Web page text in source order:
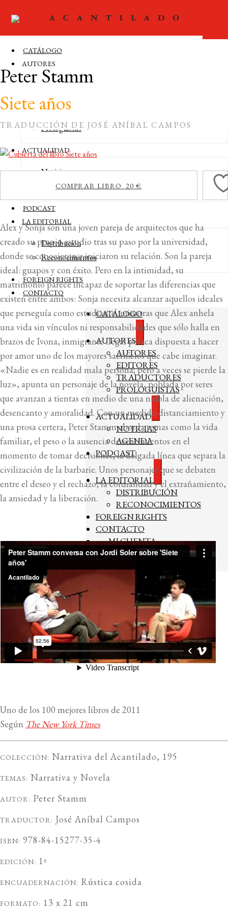
CATÁLOGO
AUTORES
Autores
Editores
Prologuistas
ACTUALIDAD
Noticias
Agenda
PODCAST
LA EDITORIAL
Distribución
Reconocimientos
FOREIGN RIGHTS
CONTACTO
CATÁLOGO
AUTORES
Expandir
el
menú
hijo
AUTORES
EDITORES
TRADUCTORES
PROLOGUISTAS
ACTUALIDAD Expandir
el
menú
hijo
NOTICIAS
AGENDA
PODCAST
LA EDITORIAL Expandir
el
menú
hijo
DISTRIBUCIÓN
RECONOCIMIENTOS
FOREIGN RIGHTS
CONTACTO
MI CUENTA
BUSCAR
Peter Stamm
Siete años
TRADUCCIÓN DE JOSÉ ANÍBAL CAMPOS
COMPRAR LIBRO 20 €
Alex y Sonja son una joven pareja de arquitectos que ha
creado su propio estudio tras su paso por la universidad,
donde se conocieron e iniciaron su relación. Son la pareja
ideal: guapos y con éxito. Pero en la intimidad, su
matrimonio parece incapaz de soportar las diferencias que
existen entre ambos: Sonja necesita alcanzar aquellos ideales
que perseguía como estudiante, mientras que Alex anhela
una vida sin vínculos ni responsabilidades que sólo halla en
brazos de Ivona, inmigrante ilegal polaca dispuesta a hacer
por amor uno de los mayores sacrificios que cabe imaginar.
«Nadie es en realidad mala persona; pero a veces se pierde la
luz», apunta un personaje de la novela, poblada por seres
que avanzan a tientas en medio de una niebla de alienación,
desencanto y amoralidad. Con un medido distanciamiento y
una prosa certera, Peter Stamm aborda temas como la vida
familiar, el peso o la ausencia de sentimientos en el
momento de tomar decisiones, la delgada línea que separa la
civilización de la barbarie. Unos personajes que se debaten
entre el deseo y el rechazo, la cordialidad y el extrañamiento,
la ansiedad y la liberación.
Uno de los 100 mejores libros de 2011
Según The New York Times
COLECCIÓN: Narrativa del Acantilado, 195
TEMAS: Narrativa y Novela
AUTOR: Peter Stamm
TRADUCTOR: José Aníbal Campos
ISBN: 978-84-15277-35-4
EDICIÓN: 1ª
ENCUADERNACIÓN: Rústica cosida
FORMATO: 13 x 21 cm